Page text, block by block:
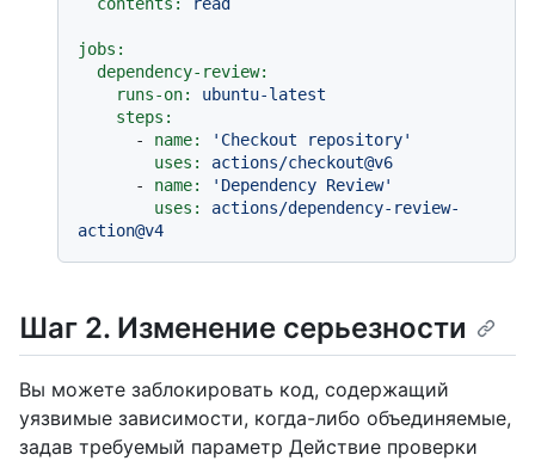
jobs:
dependency-review:
runs-on:
ubuntu-latest
steps:
-
name:
'Checkout repository'
uses:
actions/checkout@v6
-
name:
'Dependency Review'
uses:
actions/dependency-review-
action@v4
Шаг 2. Изменение серьезности
Вы можете заблокировать код, содержащий
уязвимые зависимости, когда-либо объединяемые,
задав требуемый параметр Действие проверки